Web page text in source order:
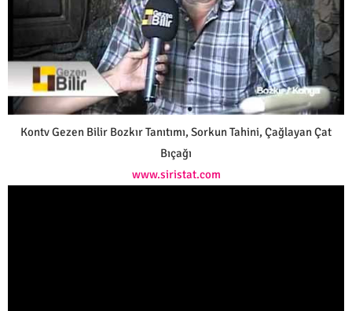
Kontv Gezen Bilir Bozkır Tanıtımı, Sorkun Tahini, Çağlayan Çat
Bıçağı
www.siristat.com